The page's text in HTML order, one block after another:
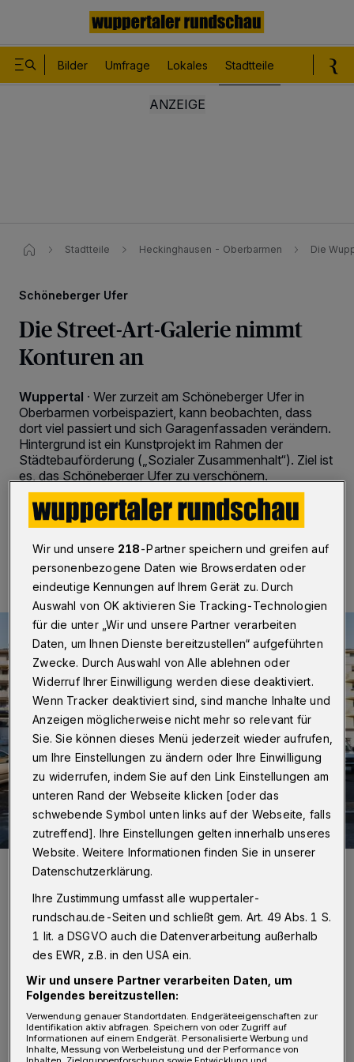
Bilder Umfrage Lokales Stadtteile
Stadtteile Heckinghausen - Oberbarmen Die
Schöneberger Ufer
Die Street-Art-Galerie nimmt
Konturen an
Wuppertal · Wer zurzeit am Schöneberger Ufer in
Oberbarmen vorbeispaziert, kann beobachten, dass
dort viel passiert und sich Garagenfassaden verändern.
Hintergrund ist ein Kunstprojekt im Rahmen der
Städtebauförderung („Sozialer Zusammenhalt“). Ziel ist
es, das Schöneberger Ufer zu verschönern.
21.10.2022 , 16:00 Uhr 2 Minuten Lesezeit
K ünstlerinnen und Künstler konnten sich
Insgesamt sind 37 Bewerbungen eingegangen.
In einer ersten Auswahlrunden Ende August
Wir und unsere 218-Partner speichern und greifen auf
personenbezogene Daten wie Browserdaten oder
eindeutige Kennungen auf Ihrem Gerät zu. Durch
Auswahl von OK aktivieren Sie Tracking-Technologien
für die unter „Wir und unsere Partner verarbeiten
Daten, um Ihnen Dienste bereitzustellen“ aufgeführten
Zwecke. Durch Auswahl von Alle ablehnen oder
Widerruf Ihrer Einwilligung werden diese deaktiviert.
Wenn Tracker deaktiviert sind, sind manche Inhalte und
Anzeigen möglicherweise nicht mehr so relevant für
Sie. Sie können dieses Menü jederzeit wieder aufrufen,
um Ihre Einstellungen zu ändern oder Ihre Einwilligung
zu widerrufen, indem Sie auf den Link Einstellungen am
unteren Rand der Webseite klicken [oder das
schwebende Symbol unten links auf der Webseite, falls
zutreffend]. Ihre Einstellungen gelten innerhalb unseres
Website. Weitere Informationen finden Sie in unserer
Datenschutzerklärung.
Ihre Zustimmung umfasst alle wuppertaler-
rundschau.de-Seiten und schließt gem. Art. 49 Abs. 1 S.
1 lit. a DSGVO auch die Datenverarbeitung außerhalb
des EWR, z.B. in den USA ein.
Wir und unsere Partner verarbeiten Daten, um
Folgendes bereitzustellen:
Verwendung genauer Standortdaten. Endgeräteeigenschaften zur
Identifikation aktiv abfragen. Speichern von oder Zugriff auf
Informationen auf einem Endgerät. Personalisierte Werbung und
Inhalte, Messung von Werbeleistung und der Performance von